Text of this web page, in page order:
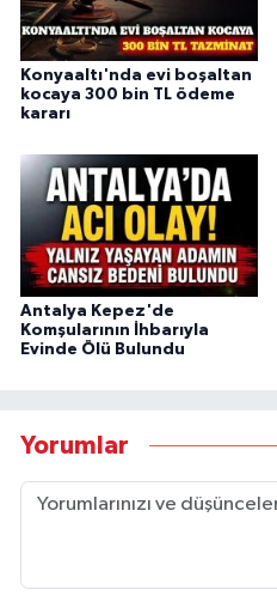
Konyaaltı'nda evi boşaltan
kocaya 300 bin TL ödeme
kararı
Antalya Kepez'de
Komşularının İhbarıyla
Evinde Ölü Bulundu
Yorumlar